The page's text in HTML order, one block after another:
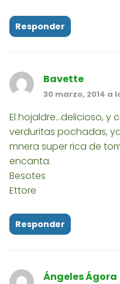
Responder
Bavette
30 marzo, 2014 a
El hojaldre...delicioso, y
verduritas pochadas,
mnera super rica de
encanta.
Besotes
Ettore
Responder
Ángeles Ágora